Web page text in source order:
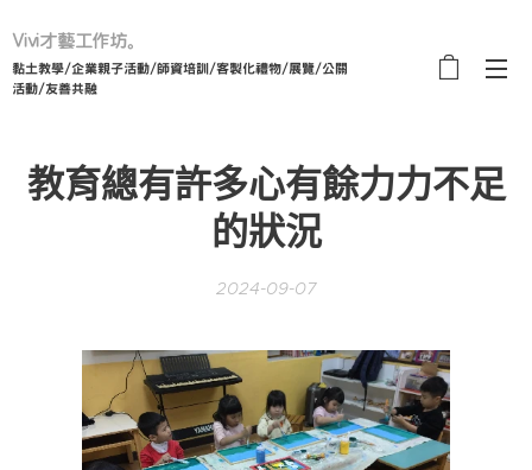
Vivi才藝工作坊。
黏土教學/企業親子活動/師資培訓/客製化禮物/展覽/公關
活動/友善共融
教育總有許多心有餘力力不足
的狀況
2024-09-07